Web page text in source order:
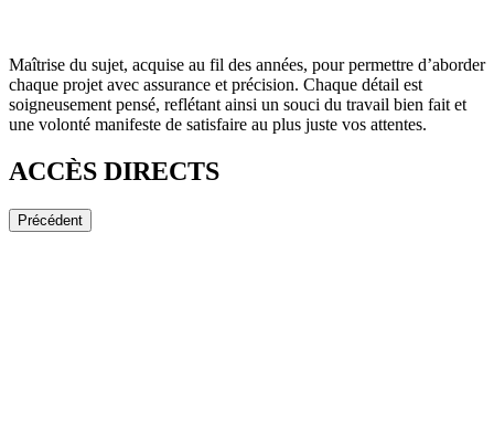
Maîtrise du sujet, acquise au fil des années, pour permettre d’aborder
chaque projet avec assurance et précision. Chaque détail est
soigneusement pensé, reflétant ainsi un souci du travail bien fait et
une volonté manifeste de satisfaire au plus juste vos attentes.
ACCÈS DIRECTS
Précédent